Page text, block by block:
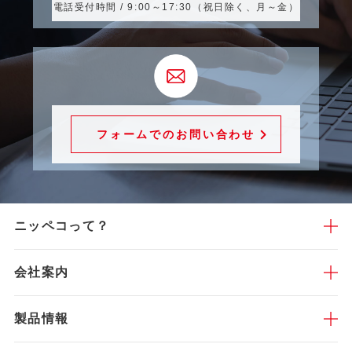
電話受付時間 / 9:00～17:30（祝日除く、月～金）
フォームでのお問い合わせ
ニッペコって？
会社案内
製品情報